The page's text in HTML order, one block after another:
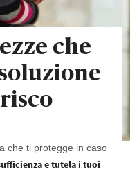
che
che ti protegge in caso
e tutela i tuoi